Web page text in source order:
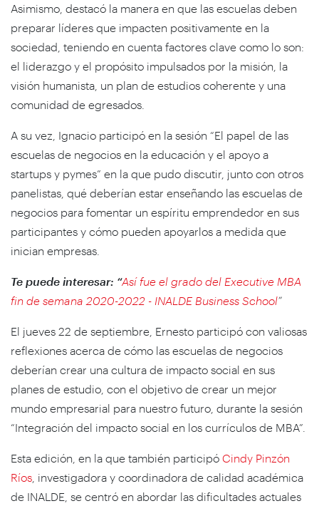
Asimismo, destacó la manera en que las escuelas deben
preparar líderes que impacten positivamente en la
sociedad, teniendo en cuenta factores clave como lo son:
el liderazgo y el propósito impulsados ​​por la misión, la
visión humanista, un plan de estudios coherente y una
comunidad de egresados.
A su vez, Ignacio participó en la sesión “El papel de las
escuelas de negocios en la educación y el apoyo a
startups y pymes” en la que pudo discutir, junto con otros
panelistas, qué deberían estar enseñando las escuelas de
negocios para fomentar un espíritu emprendedor en sus
participantes y cómo pueden apoyarlos a medida que
inician empresas.
Te puede interesar: “Así fue el grado del Executive MBA
fin de semana 2020-2022 - INALDE Business School”
El jueves 22 de septiembre, Ernesto participó con valiosas
reflexiones acerca de cómo las escuelas de negocios
deberían crear una cultura de impacto social en sus
planes de estudio, con el objetivo de crear un mejor
mundo empresarial para nuestro futuro, durante la sesión
“Integración del impacto social en los currículos de MBA”.
Esta edición, en la que también participó Cindy Pinzón
Ríos , investigadora y coordinadora de calidad académica
de INALDE, se centró en abordar las dificultades actuales